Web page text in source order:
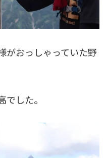
がおっしゃっていた野
した。